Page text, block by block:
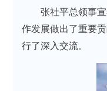
张社平总领事
作发展做出了重要
行了深入交流。